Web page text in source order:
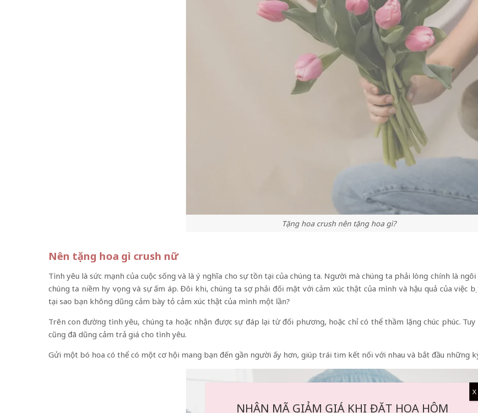
Tặng hoa crush nên tặng hoa gì?
Nên tặng hoa gì crush nữ
Tình yêu là sức mạnh của cuộc sống và là ý nghĩa cho sự tồn tại của chúng ta. Người mà chúng ta phải lòng chính là
chúng ta niềm hy vọng và sự ấm áp. Đôi khi, chúng ta sợ phải đối mặt với cảm xúc thật của mình và hậu quả của việc
tại sao bạn không dũng cảm bày tỏ cảm xúc thật của mình một lần?
Trên con đường tình yêu, chúng ta hoặc nhận được sự đáp lại từ đối phương, hoặc chỉ có thể thầm lặng chúc phúc.
cũng đã dũng cảm trả giá cho tình yêu.
Gửi một bó hoa có thể có một cơ hội mang bạn đến gần người ấy hơn, giúp trái tim kết nối với nhau và bắt đầu những
NHẬN MÃ GIẢM GIÁ KHI ĐẶT HOA HÔM
X